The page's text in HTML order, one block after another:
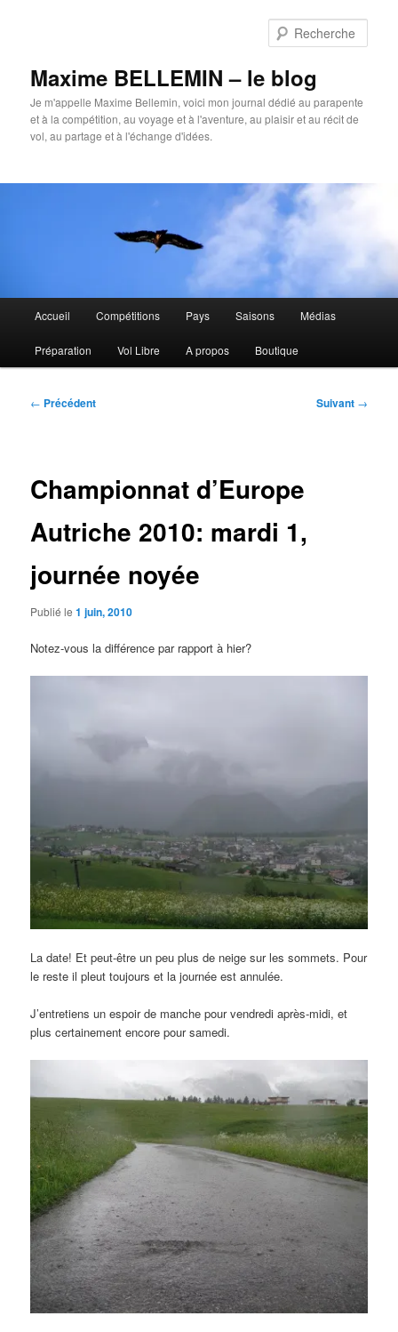
Maxime BELLEMIN – le blog
Je m'appelle Maxime Bellemin, voici mon journal dédié au parapente
et à la compétition, au voyage et à l'aventure, au plaisir et au récit de
vol, au partage et à l'échange d'idées.
principal
Accueil Compétitions Pays Saisons Médias
Préparation Vol Libre A propos Boutique
Navigation
← Précédent Suivant →
Championnat d’Europe
Autriche 2010: mardi 1,
journée noyée
Publié le1 juin, 2010
Notez-vous la différence par rapport à hier?
La date! Et peut-être un peu plus de neige sur les sommets. Pour
le reste il pleut toujours et la journée est annulée.
J’entretiens un espoir de manche pour vendredi après-midi, et
plus certainement encore pour samedi.